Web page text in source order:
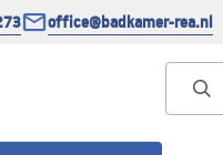
office@badkamer-rea.nl